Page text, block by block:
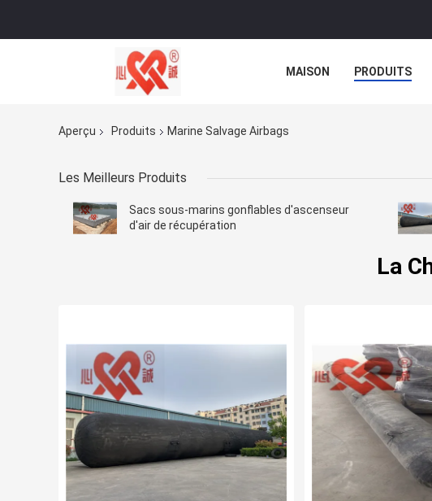
MAISON PRODUITS
Aperçu
Produits Marine Salvage Airbags
Les Meilleurs Produits
Sacs sous-marins gonflables d'ascenseur
d'air de récupération
La